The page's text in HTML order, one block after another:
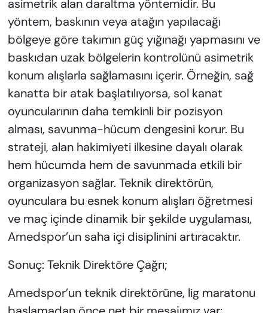
asimetrik alan daraltma yöntemidir. Bu
yöntem, baskının veya atağın yapılacağı
bölgeye göre takımın güç yığınağı yapmasını ve
baskıdan uzak bölgelerin kontrolünü asimetrik
konum alışlarla sağlamasını içerir. Örneğin, sağ
kanatta bir atak başlatılıyorsa, sol kanat
oyuncularının daha temkinli bir pozisyon
alması, savunma-hücum dengesini korur. Bu
strateji, alan hakimiyeti ilkesine dayalı olarak
hem hücumda hem de savunmada etkili bir
organizasyon sağlar. Teknik direktörün,
oyunculara bu esnek konum alışları öğretmesi
ve maç içinde dinamik bir şekilde uygulaması,
Amedspor’un saha içi disiplinini artıracaktır.
Sonuç: Teknik Direktöre Çağrı;
Amedspor’un teknik direktörüne, lig maratonu